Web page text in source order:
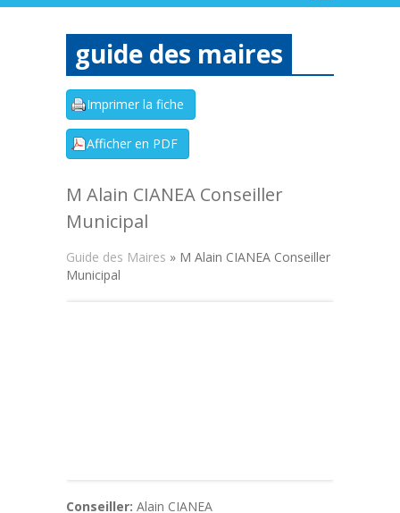
guide des maires
M Alain CIANEA Conseiller
Municipal
Guide des Maires » M Alain CIANEA Conseiller
Municipal
Conseiller: Alain CIANEA